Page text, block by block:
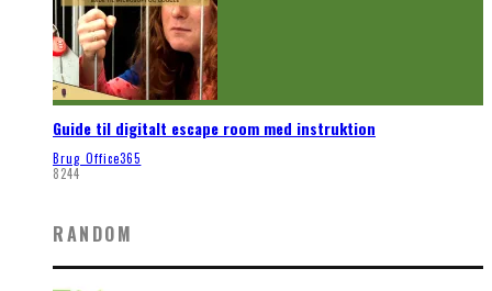
Guide til digitalt escape room med instruktion
Brug Office365
8244
RANDOM